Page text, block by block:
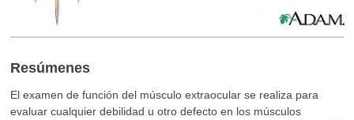
Resúmenes
El examen de función del músculo extraocular se realiza para
evaluar cualquier debilidad u otro defecto en los músculos